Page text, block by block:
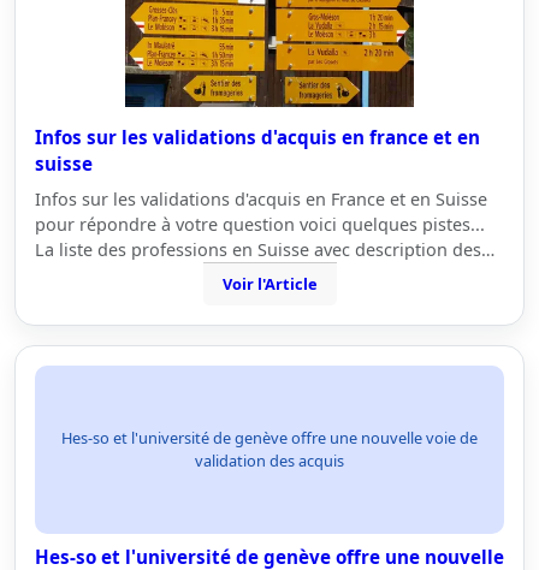
Infos sur les validations d'acquis en france et en
suisse
Infos sur les validations d'acquis en France et en Suisse
pour répondre à votre question voici quelques pistes...
La liste des professions en Suisse avec description des…
Voir l'Article
Hes-so et l'université de genève offre une nouvelle voie de
validation des acquis
Hes-so et l'université de genève offre une nouvelle